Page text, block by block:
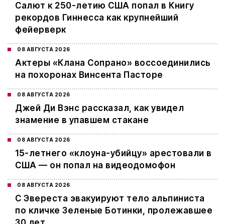
Салют к 250-летию США попал в Книгу
рекордов Гиннесса как крупнейший
фейерверк
08 АВГУСТА 2026
Актеры «Клана Сопрано» воссоединились
на похоронах Винсента Пасторе
08 АВГУСТА 2026
Джей Ди Вэнс рассказал, как увидел
знамение в упавшем стакане
08 АВГУСТА 2026
15-летнего «клоуна-убийцу» арестовали в
США — он попал на видеодомофон
08 АВГУСТА 2026
С Эвереста эвакуируют тело альпиниста
по кличке Зеленые Ботинки, пролежавшее